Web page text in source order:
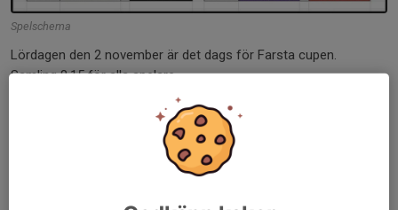
Spelschema
Lördagen den 2 november är det dags för Farsta cupen.
Samling 8.15 för alla spelare.
I vanlig ordning ber vi er att svara på kallelser och bekräfta att ni
bemannar de pass ni blivit tilldelade, och meddelar direkt om